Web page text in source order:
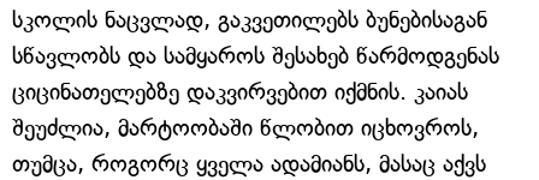
სკოლის ნაცვლად, გაკვეთილებს ბუნებისაგან
სწავლობს და სამყაროს შესახებ წარმოდგენას
ციცინათელებზე დაკვირვებით იქმნის. კაიას
შეუძლია, მარტოობაში წლობით იცხოვროს,
თუმცა, როგორც ყველა ადამიანს, მასაც აქვს